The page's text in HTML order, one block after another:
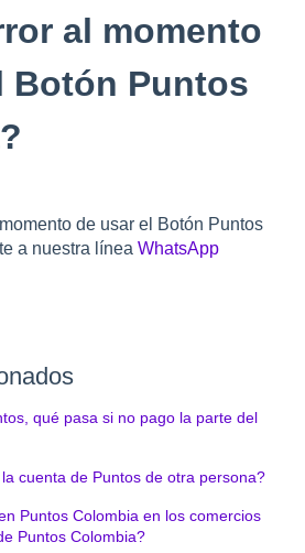
al momento
Botón Puntos
de usar el Botón Puntos
a nuestra línea WhatsApp
qué pasa si no pago la parte del
cuenta de Puntos de otra persona?
Puntos Colombia en los comercios
Puntos Colombia?